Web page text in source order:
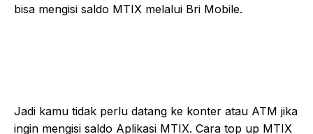
bisa mengisi saldo MTIX melalui Bri Mobile.
Jadi kamu tidak perlu datang ke konter atau ATM jika
ingin mengisi saldo Aplikasi MTIX. Cara top up MTIX